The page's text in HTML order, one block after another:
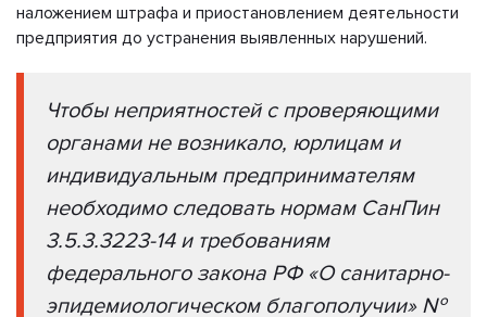
наложением штрафа и приостановлением деятельности
предприятия до устранения выявленных нарушений.
Чтобы неприятностей с проверяющими
органами не возникало, юрлицам и
индивидуальным предпринимателям
необходимо следовать нормам СанПин
3.5.3.3223-14 и требованиям
федерального закона РФ «О санитарно-
эпидемиологическом благополучии» №